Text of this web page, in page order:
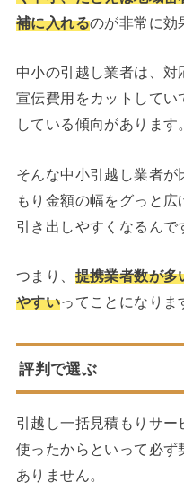
補に入れるのが非常に効
中小の引越し業者は、
宣伝費用をカットしてい
している傾向があります。
そんな中小引越し業者
もり金額の幅をグっと
引き出しやすくなるんで
つまり、 提携業者数が多
やすいってことになりま
評判で選ぶ
引越し一括見積もりサー
使ったからといって必
ありません。